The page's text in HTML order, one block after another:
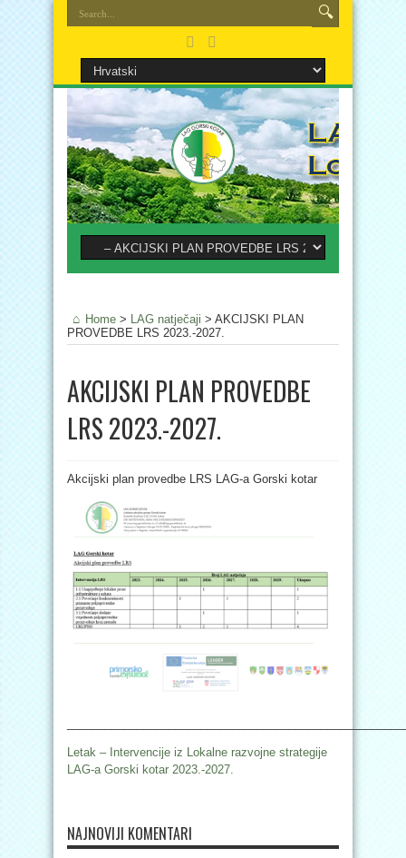
Home > LAG natječaji > AKCIJSKI PLAN
PROVEDBE LRS 2023.-2027.
AKCIJSKI PLAN PROVEDBE
LRS 2023.-2027.
Akcijski plan provedbe LRS LAG-a Gorski kotar
Letak – Intervencije iz Lokalne razvojne strategije
LAG-a Gorski kotar 2023.-2027.
NAJNOVIJI KOMENTARI